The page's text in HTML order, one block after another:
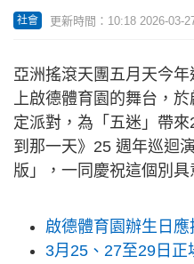
社會 更新時間：10:18 2026-03-
亞洲搖滾天團五月天今
上啟德體育園的舞台，
定派對，為「五迷」帶
到那一天》25 週年巡迴
版」，一同慶祝這個別具
啟德體育園辦生日
3月25、27至29日